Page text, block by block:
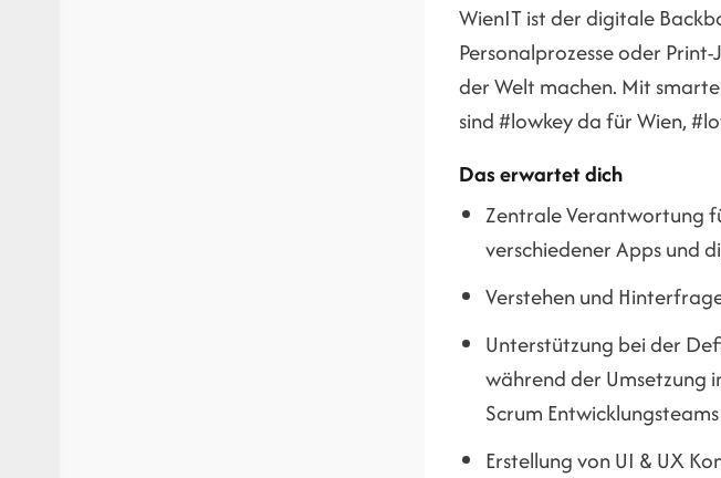
WienIT ist der digitale
Personalprozesse oder
der Welt machen. Mit
sind #lowkey da für Wien,
Das erwartet dich
Zentrale Verantwortung
verschiedener Apps und
Verstehen und
Unterstützung bei der
während der Umsetzung
Scrum Entwicklungsteams
Erstellung von UI & UX